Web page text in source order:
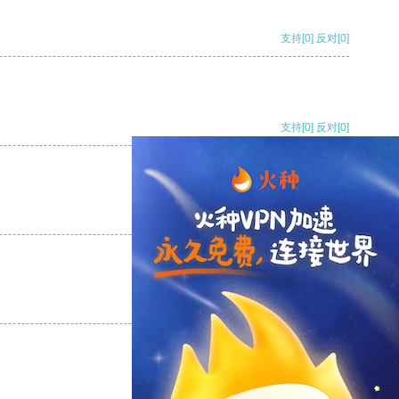
支持[0] 反对[0]
支持[0] 反对[0]
支持[0] 反对
支持
反对 [0]